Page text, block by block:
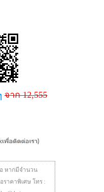
จาก 12,555
หากมีจำนวน
าคาพิเศษ โทร :